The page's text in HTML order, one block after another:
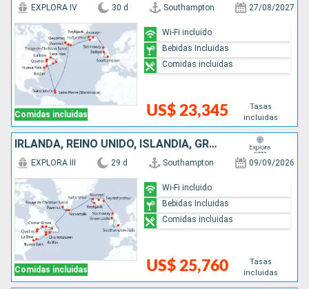
Comidas incluidas
EXPLORA IV 30 d Southampton 27/08/2027
US$ 23,345
Tasas
incluidas
Wi-Fi incluido
Bebidas Incluidas
Comidas incluidas
IRLANDA, REINO UNIDO, ISLANDIA, GROENLANDIA, CANADÁ, ESTADOS UNIDOS
Comidas incluidas
EXPLORA III 29 d Southampton 09/09/2026
US$ 25,760
Tasas
incluidas
Wi-Fi incluido
Bebidas Incluidas
Comidas incluidas